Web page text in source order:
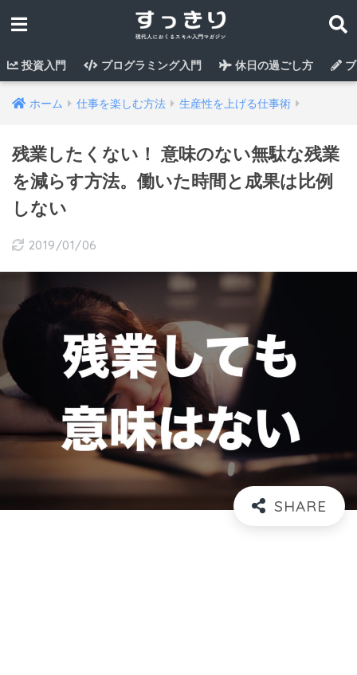
投資入門 プログラミング入門 休日の過ごし方
ホーム 仕事を楽しむ方法 生産性を上げる仕事術
残業したくない！ 意味のない無駄な残業
を減らす方法。働いた時間と成果は比例
しない
2019/01/06